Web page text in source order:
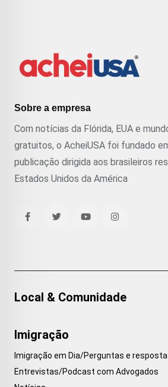
Sobre a empresa
Com notícias da Flórida, EUA e
gratuitos, o AcheiUSA foi fundado
publicação dirigida aos brasileiros
Estados Unidos da América
Local & Comunidade
Imigração
Imigração em Dia/Perguntas e
Entrevistas/Podcast com Advogados